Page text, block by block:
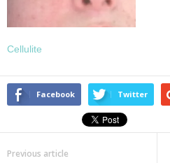
Cellulite
Facebook Twitter
Previous article